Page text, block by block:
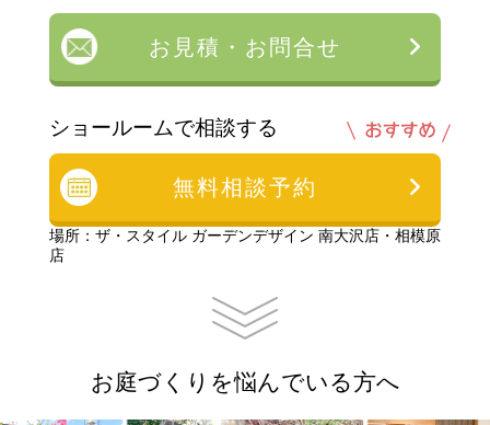
お見積・お問合せ
ショールームで相談する
無料相談予約
場所：ザ・スタイル ガーデンデザイン 南大沢店・相模原
店
お庭づくりを悩んでいる方へ